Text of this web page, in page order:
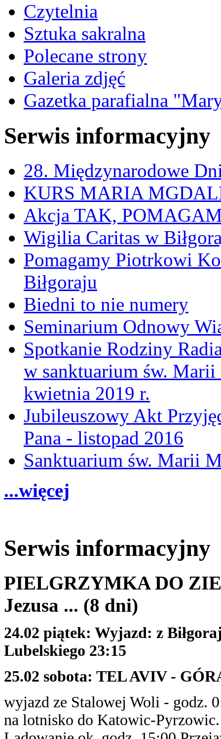
Czytelnia
Sztuka sakralna
Polecane strony
Galeria zdjęć
Gazetka parafialna
Serwis informacyjny
28. Międzynarodowe
KURS MARIA
Akcja TAK,
Wigilia Caritas w
Pomagamy Piotrkowi
Biłgoraju
Biedni to nie numery
Seminarium Odnowy
Spotkanie Rodziny
w sanktuarium św.
kwietnia 2019 r.
Jubileuszowy Akt
Pana - listopad 2016
Sanktuarium św. Marii
...więcej
Serwis informacyjny
PIELGRZYMKA DO
Jezusa ... (8 dni)
24.02 piątek: Wyjazd: z
Lubelskiego 23:15
25.02 sobota: TEL AVIV -
wyjazd ze Stalowej Woli - godz.
na lotnisko do Katowic-